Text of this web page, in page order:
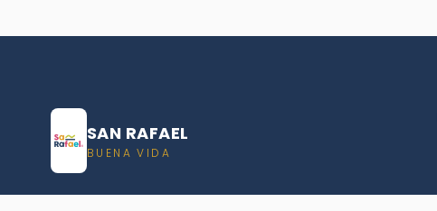
SAN RAFAEL
BUENA VIDA